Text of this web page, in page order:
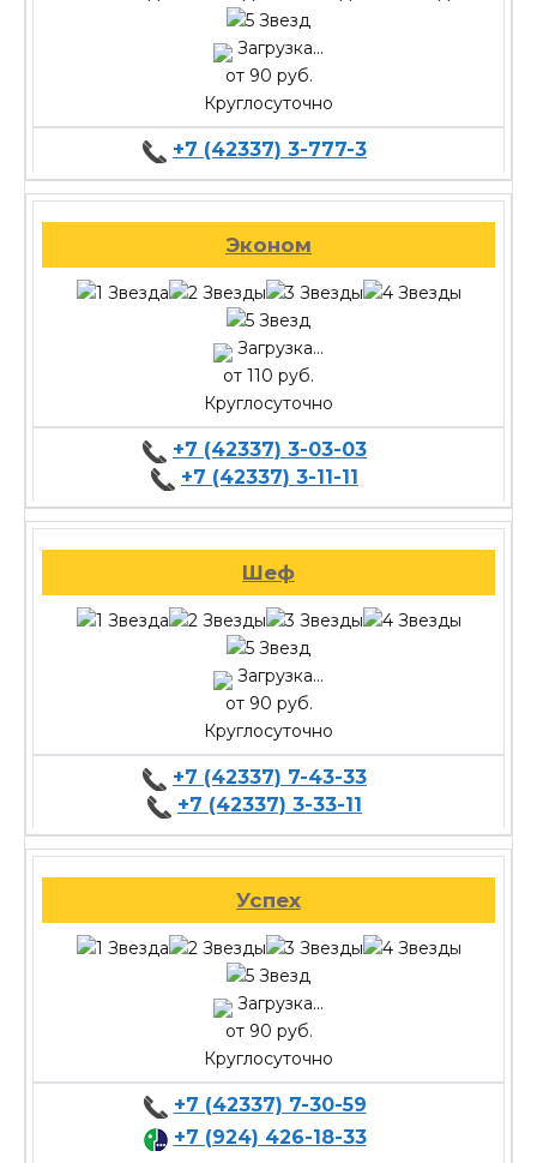
Загрузка...
от 90 руб.
Круглосуточно
+7 (42337) 3-777-3
Эконом
Загрузка...
от 110 руб.
Круглосуточно
+7 (42337) 3-03-03
+7 (42337) 3-11-11
Шеф
Загрузка...
от 90 руб.
Круглосуточно
+7 (42337) 7-43-33
+7 (42337) 3-33-11
Успех
Загрузка...
от 90 руб.
Круглосуточно
+7 (42337) 7-30-59
+7 (924) 426-18-33